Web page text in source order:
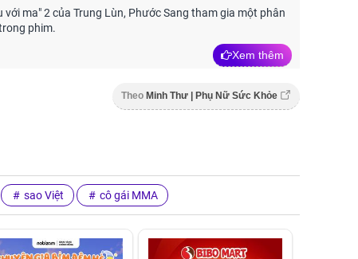
với ma" 2 của Trung Lùn, Phước Sang tham gia một phân
phim.
Xem thêm
Theo Minh Thư | Phụ Nữ Sức Khỏe
sao Việt cô gái MMA